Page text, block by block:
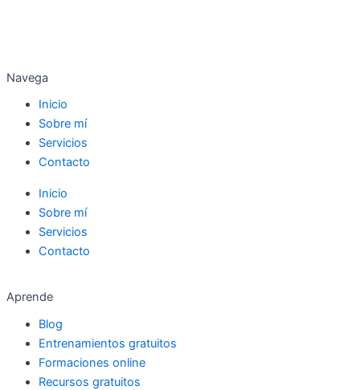
o
k a
m
Navega
Inicio
Sobre mí
Servicios
Contacto
Inicio
Sobre mí
Servicios
Contacto
Aprende
Blog
Entrenamientos gratuitos
Formaciones online
Recursos gratuitos